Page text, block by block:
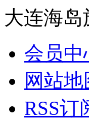
大连海
会员中
网站地
RSS订